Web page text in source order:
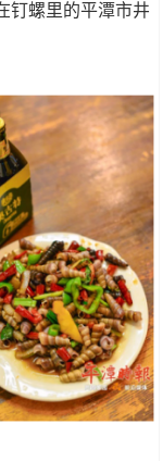
钉螺里的平潭市井